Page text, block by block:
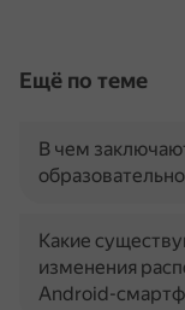
Ещё по теме
В чем
Какие
изменения
Android-